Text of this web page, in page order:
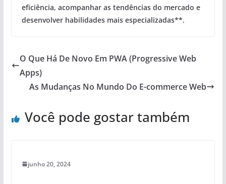
eficiência, acompanhar as tendências do mercado e
desenvolver habilidades mais especializadas**.
O Que Há De Novo Em PWA (Progressive Web
Apps)
As Mudanças No Mundo Do E-commerce Web
Você pode gostar também
junho 20, 2024